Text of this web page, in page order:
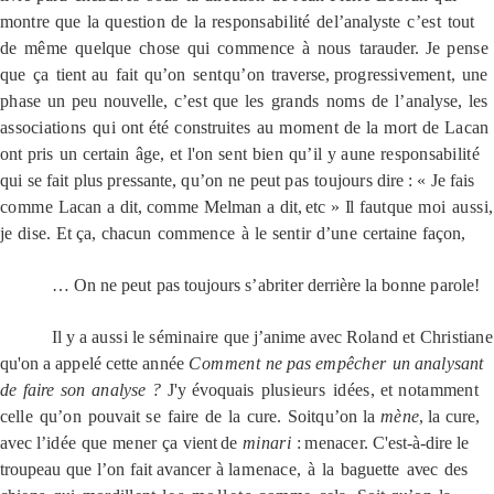
montre que la question de la responsabilité del’analyste c’est tout
de même quelque chose qui commence à nous tarauder. Je pense
que ça tient au fait qu’on sentqu’on traverse, progressivement, une
phase un peu nouvelle, c’est que les grands noms de l’analyse, les
associations qui ont été construites au moment de la mort de Lacan
ont pris un certain âge, et l'on sent bien qu’il y aune responsabilité
qui se fait plus pressante, qu’on ne peut pas toujours dire : « Je fais
comme Lacan a dit, comme Melman a dit, etc » Il fautque moi aussi,
je dise.Et ça, chacun commence à le sentir d’une certaine façon,
…On ne peut pastoujours s’abriterderrière labonneparole!
Il y a aussileséminaire que j’anime avec Roland et Christiane
qu'on a appelé cetteannée Comment ne pasempêcher un analysant
de faire son analyse ? J'y évoquais plusieurs idées, et notamment
celle qu’on pouvait se faire de la cure. Soitqu’on la mène, la cure,
avec l’idée que mener ça vient de minari : menacer. C'est-à-dire le
troupeau que l’on fait avancer à lamenace, à la baguette avec des